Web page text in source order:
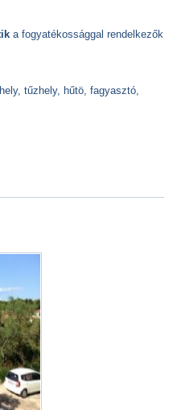
a fogyatékossággal rendelkezők
tűzhely, hűtö, fagyasztó,